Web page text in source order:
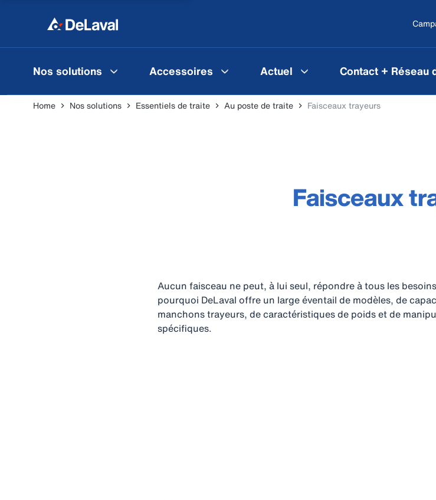
Nos solutions Accessoires Actuel Contact + Réseau
Home Nos solutions Essentiels de traite Au poste de traite Faisceaux trayeurs
Faisceaux
Aucun faisceau ne peut, à lui seul, répondre à tous les
pourquoi DeLaval offre un large éventail de modèles, de
manchons trayeurs, de caractéristiques de poids et de
spécifiques.